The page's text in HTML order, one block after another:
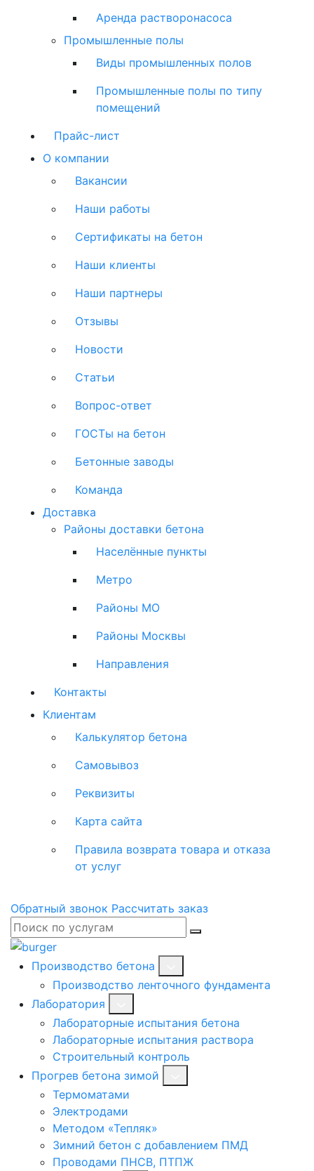
Аренда растворонасоса
Промышленные полы
Виды промышленных полов
Промышленные полы по типу
помещений
Прайс-лист
О компании
Вакансии
Наши работы
Сертификаты на бетон
Наши клиенты
Наши партнеры
Отзывы
Новости
Статьи
Вопрос-ответ
ГОСТы на бетон
Бетонные заводы
Команда
Доставка
Районы доставки бетона
Населённые пункты
Метро
Районы МО
Районы Москвы
Направления
Контакты
Клиентам
Калькулятор бетона
Самовывоз
Реквизиты
Карта сайта
Правила возврата товара и отказа
от услуг
Обратный звонок Рассчитать заказ
Производство бетона
Производство ленточного фундамента
Лаборатория
Лабораторные испытания бетона
Лабораторные испытания раствора
Строительный контроль
Прогрев бетона зимой
Термоматами
Электродами
Методом «Тепляк»
Зимний бетон с добавлением ПМД
Проводами ПНСВ, ПТПЖ